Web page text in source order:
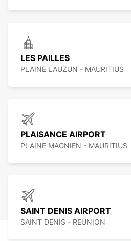
LES PAILLES
PLAINE LAUZUN - MAURITIUS
PLAISANCE AIRPORT
PLAINE MAGNIEN - MAURITIUS
SAINT DENIS AIRPORT
SAINT DENIS - REUNION